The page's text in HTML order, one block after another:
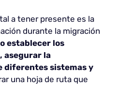
a tener presente es la
durante la migración
establecer los
asegurar la
diferentes sistemas y
una hoja de ruta que